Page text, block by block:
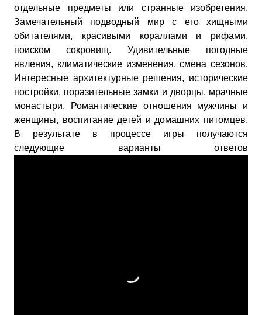
отдельные предметы или странные изобретения.
Замечательный подводный мир с его хищными
обитателями, красивыми кораллами и рифами,
поиском сокровищ. Удивительные погодные
явления, климатические изменения, смена сезонов.
Интересные архитектурные решения, исторические
постройки, поразительные замки и дворцы, мрачные
монастыри. Романтические отношения мужчины и
женщины, воспитание детей и домашних питомцев.
В результате в процессе игры получаются
следующие варианты ответов